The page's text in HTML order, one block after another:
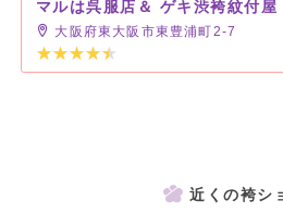
マルは呉服店＆ ゲキ渋袴紋付屋
大阪府東大阪市東豊浦町2-7
近くの袴シ